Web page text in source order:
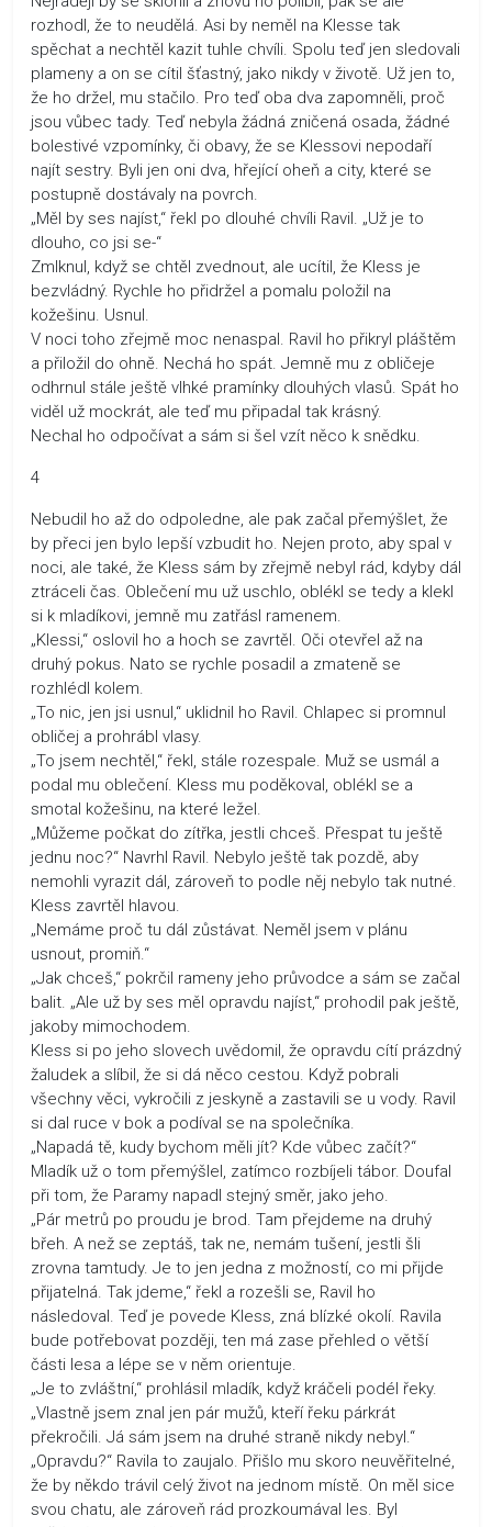
rozhodl, že to neudělá. Asi by neměl na Klesse tak
spěchat a nechtěl kazit tuhle chvíli. Spolu teď jen sledovali
plameny a on se cítil šťastný, jako nikdy v životě. Už jen to,
že ho držel, mu stačilo. Pro teď oba dva zapomněli, proč
jsou vůbec tady. Teď nebyla žádná zničená osada, žádné
bolestivé vzpomínky, či obavy, že se Klessovi nepodaří
najít sestry. Byli jen oni dva, hřející oheň a city, které se
postupně dostávaly na povrch.
„Měl by ses najíst,“ řekl po dlouhé chvíli Ravil. „Už je to
dlouho, co jsi se-“
Zmlknul, když se chtěl zvednout, ale ucítil, že Kless je
bezvládný. Rychle ho přidržel a pomalu položil na
kožešinu. Usnul.
V noci toho zřejmě moc nenaspal. Ravil ho přikryl pláštěm
a přiložil do ohně. Nechá ho spát. Jemně mu z obličeje
odhrnul stále ještě vlhké pramínky dlouhých vlasů. Spát ho
viděl už mockrát, ale teď mu připadal tak krásný.
Nechal ho odpočívat a sám si šel vzít něco k snědku.
4
Nebudil ho až do odpoledne, ale pak začal přemýšlet, že
by přeci jen bylo lepší vzbudit ho. Nejen proto, aby spal v
noci, ale také, že Kless sám by zřejmě nebyl rád, kdyby dál
ztráceli čas. Oblečení mu už uschlo, oblékl se tedy a klekl
si k mladíkovi, jemně mu zatřásl ramenem.
„Klessi,“ oslovil ho a hoch se zavrtěl. Oči otevřel až na
druhý pokus. Nato se rychle posadil a zmateně se
rozhlédl kolem.
„To nic, jen jsi usnul,“ uklidnil ho Ravil. Chlapec si promnul
obličej a prohrábl vlasy.
„To jsem nechtěl,“ řekl, stále rozespale. Muž se usmál a
podal mu oblečení. Kless mu poděkoval, oblékl se a
smotal kožešinu, na které ležel.
„Můžeme počkat do zítřka, jestli chceš. Přespat tu ještě
jednu noc?“ Navrhl Ravil. Nebylo ještě tak pozdě, aby
nemohli vyrazit dál, zároveň to podle něj nebylo tak nutné.
Kless zavrtěl hlavou.
„Nemáme proč tu dál zůstávat. Neměl jsem v plánu
usnout, promiň.“
„Jak chceš,“ pokrčil rameny jeho průvodce a sám se začal
balit. „Ale už by ses měl opravdu najíst,“ prohodil pak ještě,
jakoby mimochodem.
Kless si po jeho slovech uvědomil, že opravdu cítí prázdný
žaludek a slíbil, že si dá něco cestou. Když pobrali
všechny věci, vykročili z jeskyně a zastavili se u vody. Ravil
si dal ruce v bok a podíval se na společníka.
„Napadá tě, kudy bychom měli jít? Kde vůbec začít?“
Mladík už o tom přemýšlel, zatímco rozbíjeli tábor. Doufal
při tom, že Paramy napadl stejný směr, jako jeho.
„Pár metrů po proudu je brod. Tam přejdeme na druhý
břeh. A než se zeptáš, tak ne, nemám tušení, jestli šli
zrovna tamtudy. Je to jen jedna z možností, co mi přijde
přijatelná. Tak jdeme,“ řekl a rozešli se, Ravil ho
následoval. Teď je povede Kless, zná blízké okolí. Ravila
bude potřebovat později, ten má zase přehled o větší
části lesa a lépe se v něm orientuje.
„Je to zvláštní,“ prohlásil mladík, když kráčeli podél řeky.
„Vlastně jsem znal jen pár mužů, kteří řeku párkrát
překročili. Já sám jsem na druhé straně nikdy nebyl.“
„Opravdu?“ Ravila to zaujalo. Přišlo mu skoro neuvěřitelné,
že by někdo trávil celý život na jednom místě. On měl sice
svou chatu, ale zároveň rád prozkoumával les. Byl